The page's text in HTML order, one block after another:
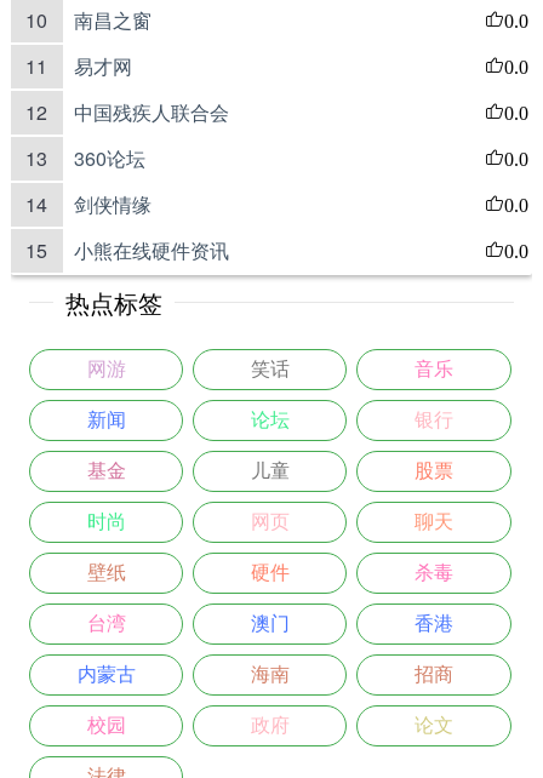
10 南昌之窗 0.0
11 易才网 0.0
12 中国残疾人联合会 0.0
13 360论坛 0.0
14 剑侠情缘 0.0
15 小熊在线硬件资讯 0.0
热点标签
网游 笑话 音乐
新闻 论坛 银行
基金 儿童 股票
时尚 网页 聊天
壁纸 硬件 杀毒
台湾 澳门 香港
内蒙古 海南 招商
校园 政府 论文